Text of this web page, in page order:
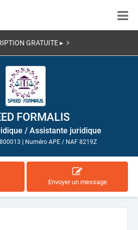
GRATUITE ▸
FORMALIS
/ Assistante juridique
Numéro APE / NAF 8219Z
Envoyer un message